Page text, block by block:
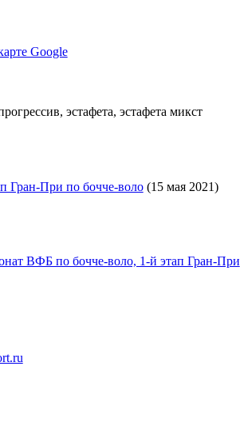
Google
эстафета, эстафета микст
Гран-При по бочче-воло (15 мая 2021)
ВФБ по бочче-воло, 1-й этап Гран-При